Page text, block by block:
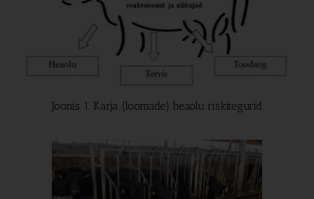
Joonis 1. Karja (loomade) heaolu riskitegurid